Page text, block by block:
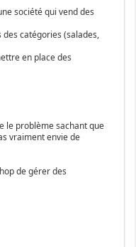
société qui vend des
catégories (salades,
en place des
le problème sachant que
vraiment envie de
de gérer des